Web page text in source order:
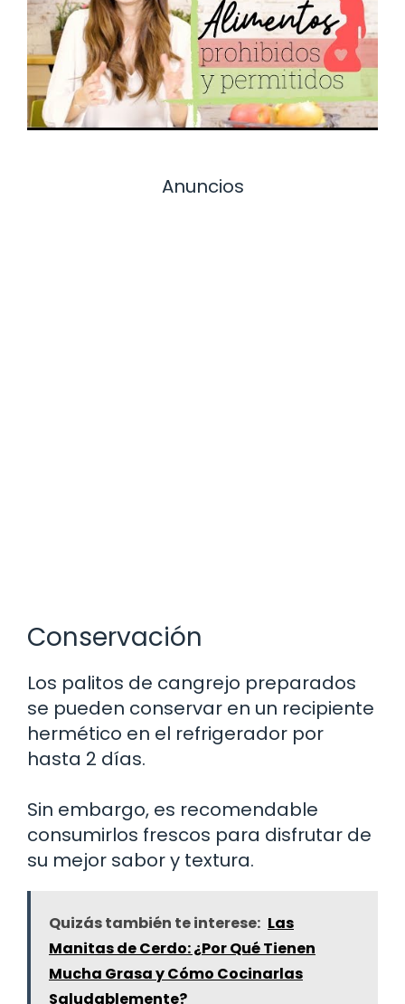
Anuncios
Conservación
Los palitos de cangrejo preparados
se pueden conservar en un recipiente
hermético en el refrigerador por
hasta 2 días.
Sin embargo, es recomendable
consumirlos frescos para disfrutar de
su mejor sabor y textura.
Quizás también te interese: Las
Manitas de Cerdo: ¿Por Qué Tienen
Mucha Grasa y Cómo Cocinarlas
Saludablemente?